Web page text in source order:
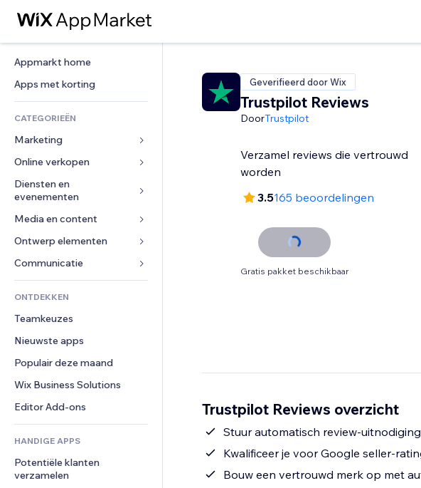
Appmarkt home
Apps met korting
CATEGORIEËN
Marketing
Advertenties
Mobiel
Analytics
Social media
SEO
Betrokkenheid
Websitevermeldingen
E-mail
Conversie
Online verkopen
Apps voor webshops
Verzending en levering
Verkoopknoppen
Online cursussen
Print on demand
Boekhouding
Coupons en loyaliteit
Opslagoplossingen
Dropshipping
Prijzen en abonnementen
Crowdfunding
Eten en drinken
Diensten en
evenementen
Hotels
Evenementen
Restaurants
Vastgoed
Boekingen
Media en content
Galerij
Muziek
Podcasts
Fotografie
Video
PDF
Bestanden delen
Nieuws
Ontwerp elementen
Kaarten en navigatie
Privacy en beveiliging
Ontime
Pagina templates
Afbeeldingseffecten
Knoppen en menu's
Banners en badges
Rekenmachines
Zoeken
Weer
Grafieken en tabellen
Formulieren
Enquêtes
Chat
Opmerkingen
Telefoonnummer
Community
Beoordelingen en testimonials
CRM
ONTDEKKEN
Teamkeuzes
Nieuwste apps
Populair deze maand
Wix Business Solutions
Editor Add-ons
HANDIGE APPS
Potentiële klanten
verzamelen
Geverifieerd door Wix
Trustpilot Reviews
DoorTrustpilot
Verzamel reviews die vertrouwd
worden
3.5165 beoordelingen
Gratis pakket beschikbaar
Trustpilot Reviews overzicht
Stuur automatisch review-
Kwalificeer je voor Google seller-
Bouw een vertrouwd merk op met